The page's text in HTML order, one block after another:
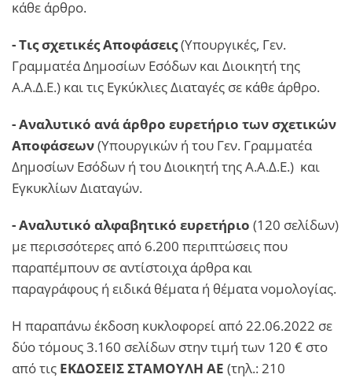
κάθε άρθρο.
- Τις σχετικές Αποφάσεις(Υπουργικές, Γεν.
Γραμματέα Δημοσίων Εσόδων και Διοικητή της
Α.Α.Δ.Ε.) και τις Εγκύκλιες Διαταγές σε κάθε άρθρο.
- Αναλυτικό ανά άρθρο ευρετήριο των σχετικών
Αποφάσεων(Υπουργικών ή του Γεν. Γραμματέα
Δημοσίων Εσόδων ή του Διοικητή της Α.Α.Δ.Ε.) και
Εγκυκλίων Διαταγών.
- Αναλυτικό αλφαβητικό ευρετήριο (120 σελίδων)
με περισσότερες από 6.200 περιπτώσεις που
παραπέμπουν σε αντίστοιχα άρθρα και
παραγράφους ή ειδικά θέματα ή θέματα νομολογίας.
Η παραπάνω έκδοση κυκλοφορεί από 22.06.2022 σε
δύο τόμους 3.160 σελίδων στην τιμή των 120 € στο
από τις ΕΚΔΟΣΕΙΣ ΣΤΑΜΟΥΛΗ ΑΕ (τηλ.: 210